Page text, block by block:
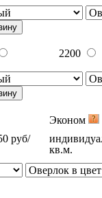
2200
Эконом
руб/
кв.м.